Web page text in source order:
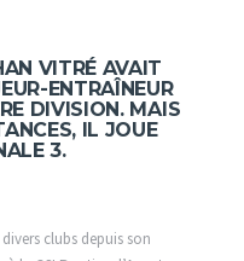
VITRÉ AVAIT
ENTRAÎNEUR
DIVISION. MAIS
IL JOUE
3.
clubs depuis son